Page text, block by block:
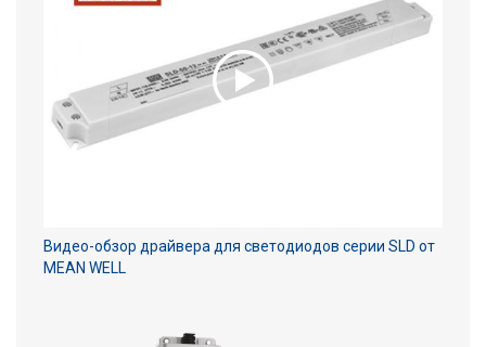
Видео-обзор драйвера для светодиодов серии SLD от
MEAN WELL